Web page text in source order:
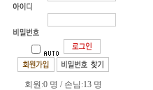
회원:0 명 / 손님:13 명